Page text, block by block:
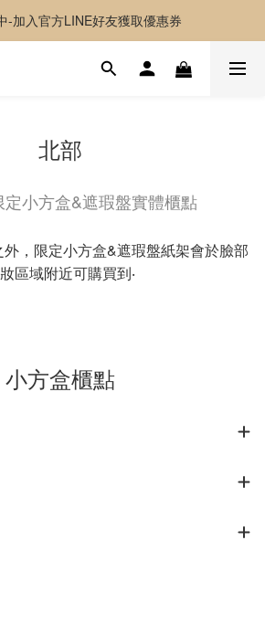
-加入官方LINE好友獲取優惠券
-加入官方LINE好友獲取優惠券
✦ 透感持妝噴霧 貼貼水 新上市
-加入官方LINE好友獲取優惠券
北部
小方盒&遮瑕盤實體櫃點
，限定小方盒&遮瑕盤紙架會於臉部
區域附近可購買到‧
小方盒櫃點